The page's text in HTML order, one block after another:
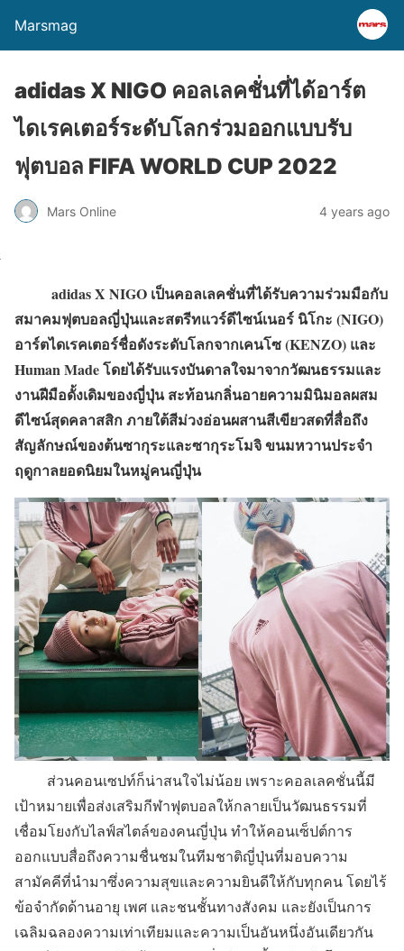
Marsmag
adidas X NIGO คอลเลคชั่นที่ได้อาร์ต
ไดเรคเตอร์ระดับโลกร่วมออกแบบรับ
ฟุตบอล FIFA WORLD CUP 2022
Mars Online 4 years ago
adidas X NIGO เป็นคอลเลคชั่นที่ได้รับความร่วมมือกับ
สมาคมฟุตบอลญี่ปุ่นและสตรีทแวร์ดีไซน์เนอร์ นิโกะ (NIGO)
อาร์ตไดเรคเตอร์ชื่อดังระดับโลกจากเคนโซ (KENZO) และ
Human Made โดยได้รับแรงบันดาลใจมาจากวัฒนธรรมและ
งานฝีมือดั้งเดิมของญี่ปุ่น สะท้อนกลิ่นอายความมินิมอลผสม
ดีไซน์สุดคลาสสิก ภายใต้สีม่วงอ่อนผสานสีเขียวสดที่สื่อถึง
สัญลักษณ์ของต้นซากุระและซากุระโมจิ ขนมหวานประจำ
ฤดูกาลยอดนิยมในหมู่คนญี่ปุ่น
ส่วนคอนเซปท์ก็น่าสนใจไม่น้อย เพราะคอลเลคชั่นนี้มี
เป้าหมายเพื่อส่งเสริมกีฬาฟุตบอลให้กลายเป็นวัฒนธรรมที่
เชื่อมโยงกับไลฟ์สไตล์ของคนญี่ปุ่น ทำให้คอนเซ็ปต์การ
ออกแบบสื่อถึงความชื่นชมในทีมชาติญี่ปุ่นที่มอบความ
สามัคคีที่นำมาซึ่งความสุขและความยินดีให้กับทุกคน โดยไร้
ข้อจำกัดด้านอายุ เพศ และชนชั้นทางสังคม และยังเป็นการ
เฉลิมฉลองความเท่าเทียมและความเป็นอันหนึ่งอันเดียวกัน